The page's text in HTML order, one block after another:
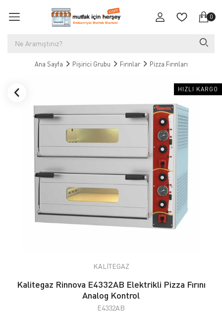
0
Ana Sayfa Pişirici Grubu Fırınlar Pizza Fırınları
HIZLI KARGO
KALİTEGAZ
Kalitegaz Rinnova E4332AB Elektrikli Pizza Fırını
Analog Kontrol
E4332AB